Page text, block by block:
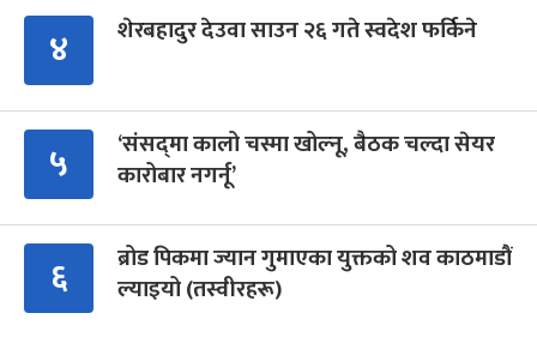
४ शेरबहादुर देउवा साउन २६ गते स्वदेश फर्किने
५
‘संसद्‍मा कालो चस्मा खोल्नू, बैठक चल्दा सेयर
कारोबार नगर्नू’
६
ब्रोड पिकमा ज्यान गुमाएका युक्तको शव काठमाडौं
ल्याइयो (तस्वीरहरू)